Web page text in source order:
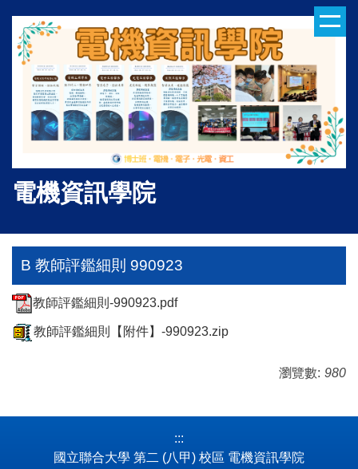
主
電機資訊學院
B 教師評鑑細則 990923
教師評鑑細則-990923.pdf
教師評鑑細則【附件】-990923.zip
瀏覽數: 980
:::
國立聯合大學 第二 (八甲) 校區 電機資訊學院